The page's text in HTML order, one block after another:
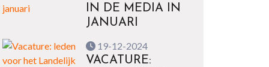
IN DE MEDIA IN
JANUARI
19-12-2024
VACATURE: